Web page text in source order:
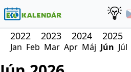
2022 2023 2024 2025
Jan Feb Mar Apr Máj Jún Júl